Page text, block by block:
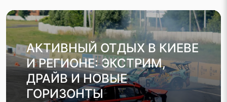
АКТИВНЫЙ ОТДЫХ В КИЕВЕ
И РЕГИОНЕ: ЭКСТРИМ,
ДРАЙВ И НОВЫЕ
ГОРИЗОНТЫ